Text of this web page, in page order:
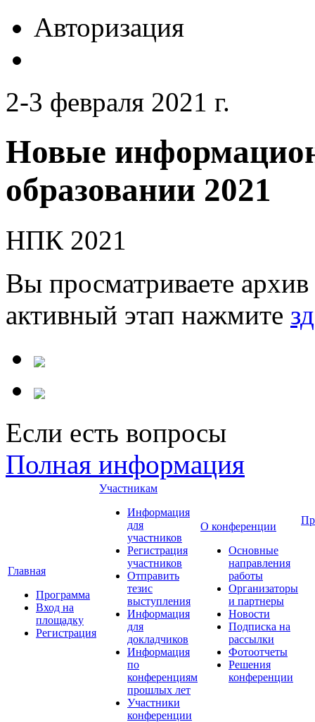
Авторизация
2-3 февраля 2021 г.
Новые
образовании 2021
НПК 2021
Вы просматриваете
активный этап нажмите
Если есть вопросы
Полная информация
Главная
Программа
Вход на
площадку
Регистрация
Участникам
Информация
для
участников
Регистрация
участников
Отправить
тезис
выступления
Информация
для
докладчиков
Информация
по
конференциям
прошлых лет
Участники
конференции
О конференции
Основные
направления
работы
Организаторы
и партнеры
Новости
Подписка на
рассылки
Фотоотчеты
Решения
конференции